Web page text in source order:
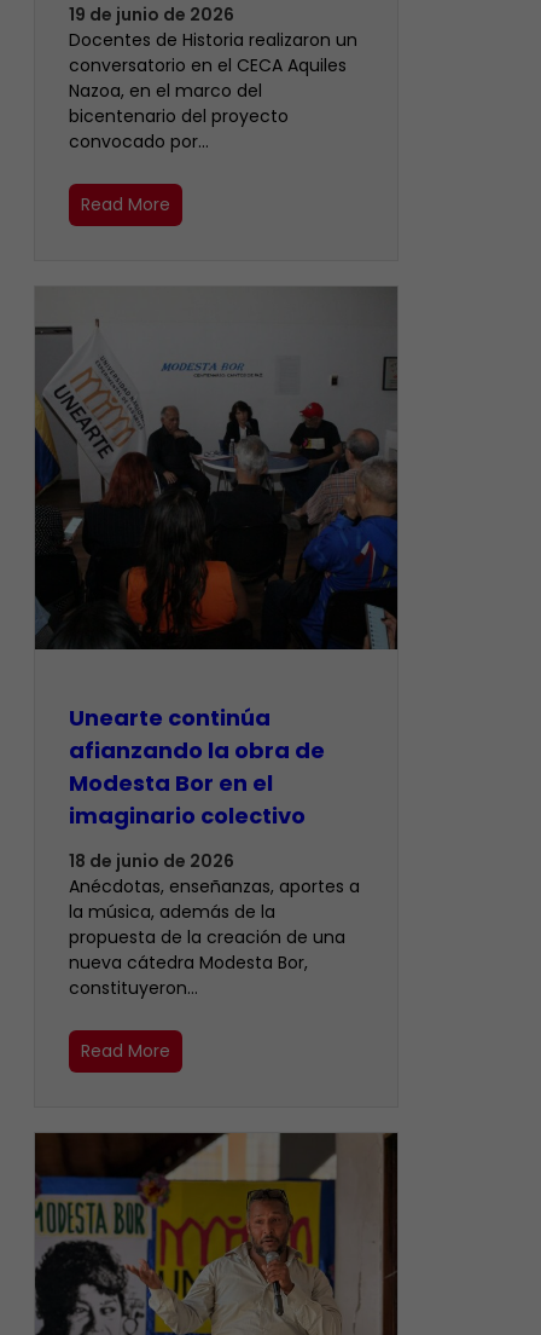
19 de junio de 2026
Docentes de Historia realizaron un
conversatorio en el CECA Aquiles
Nazoa, en el marco del
bicentenario del proyecto
convocado por…
Read More
Unearte continúa
afianzando la obra de
Modesta Bor en el
imaginario colectivo
18 de junio de 2026
Anécdotas, enseñanzas, aportes a
la música, además de la
propuesta de la creación de una
nueva cátedra Modesta Bor,
constituyeron…
Read More